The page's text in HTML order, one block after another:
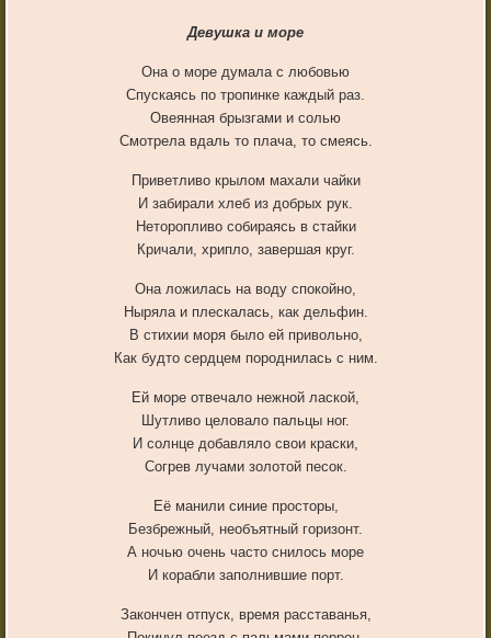
Девушка и море
Она о море думала с любовью
Спускаясь по тропинке каждый раз.
Овеянная брызгами и солью
Смотрела вдаль то плача, то смеясь.
Приветливо крылом махали чайки
И забирали хлеб из добрых рук.
Неторопливо собираясь в стайки
Кричали, хрипло, завершая круг.
Она ложилась на воду спокойно,
Ныряла и плескалась, как дельфин.
В стихии моря было ей привольно,
Как будто сердцем породнилась с ним.
Ей море отвечало нежной лаской,
Шутливо целовало пальцы ног.
И солнце добавляло свои краски,
Согрев лучами золотой песок.
Её манили синие просторы,
Безбрежный, необъятный горизонт.
А ночью очень часто снилось море
И корабли заполнившие порт.
Закончен отпуск, время расставанья,